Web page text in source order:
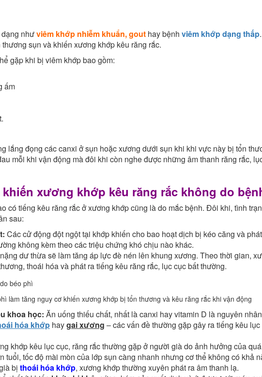
nhưviêm khớp nhiễm khuẩn, gout hay bệnh viêm khớp dạng thấp
sụn và khiến xương khớp kêu răng rắc.
gặp khi bị viêm khớp bao gồm:
ấm
lắng đọng các canxi ở sụn hoặc xương dưới sụn khi khi vực này bị tổn
mỗi khi vận động mà đôi khi còn nghe được những âm thanh răng rắc,
khiến xương khớp kêu răng rắc không do
có tiếng kêu răng rắc ở xương khớp cũng là do mắc bệnh. Đôi khi, tình
sau:
Các cử động đột ngột tại khớp khiến cho bao hoạt dịch bị kéo căng và
không kèm theo các triệu chứng khó chịu nào khác.
dư thừa sẽ làm tăng áp lực đè nén lên khung xương. Theo thời gian,
thoái hóa và phát ra tiếng kêu răng rắc, lục cục bất thường.
làm tăng nguy cơ khiến xương khớp bị tổn thương và kêu răng rắc khi vận động
khoa học: Ăn uống thiếu chất, nhất là canxi hay vitamin D là nguyên
hóa khớp haygai xương – các vấn đề thường gặp gây ra tiếng kêu
khớp kêu lục cục, răng rắc thường gặp ở người già do ảnh hưởng của
tuổi, tốc độ mài mòn của lớp sụn càng nhanh nhưng cơ thể không có khả
bị thoái hóa khớp, xương khớp thường xuyên phát ra âm thanh lạ.